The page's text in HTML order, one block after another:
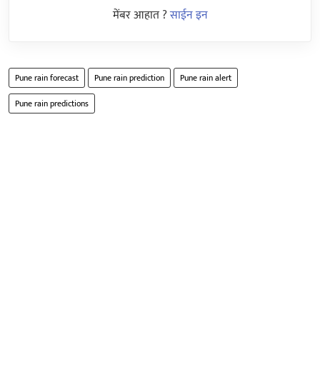
मेंबर आहात ?साईन इन
Pune rain forecast Pune rain prediction
Pune rain alert
Pune rain predictions